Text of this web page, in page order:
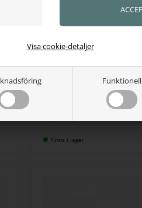
Funktionell
Visa cookie-detaljer
Foderspann med lock 2
Finns i lager